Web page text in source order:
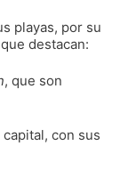
playas, por su
destacan:
, que son
con sus